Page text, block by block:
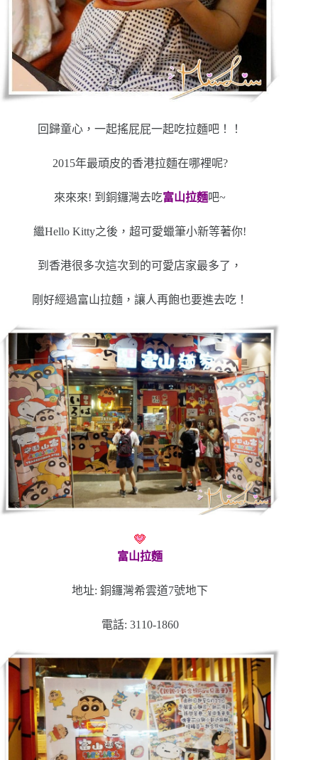
回歸童心，一起搖屁屁一起吃拉麵吧！！
2015年最頑皮的香港拉麵在哪裡呢?
來來來! 到銅鑼灣去吃富山拉麵吧~
繼Hello Kitty之後，超可愛蠟筆小新等著你!
到香港很多次這次到的可愛店家最多了，
剛好經過富山拉麵，讓人再飽也要進去吃！
富山拉麵
地址: 銅鑼灣希雲道7號地下
電話: 3110-1860